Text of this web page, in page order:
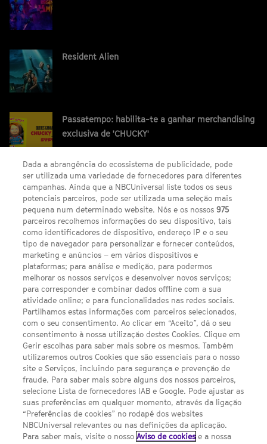
Resident Alien
Passatempo: habilita-te a ganhar merchandising
exclusiva de 'CHUCKY'
SEGUE-NOS
FACEBOOK
TWITTER
YOUTUBEINSTAGRAM
LINKS ÚTEIS
Escolhas de Anúncios
Política de privacidade
Termos E Condições
FILMES
UMA DIVISÃO DA NBCUNIVERSAL
Dada a abrangência do ecossistema de publicidade, pode
ser utilizada uma variedade de fornecedores para diferentes
campanhas. Ainda que a NBCUniversal liste todos os seus
potenciais parceiros, pode ser utilizada uma seleção mais
pequena num determinado website. Nós e os nossos975
parceiros recolhemos informações do seu dispositivo, tais
como identificadores de dispositivo, endereço IP e o seu
tipo de navegador para personalizar e fornecer conteúdos,
marketing e anúncios – em vários dispositivos e
plataformas; para análise e medição, para podermos
melhorar os nossos serviços e desenvolver novos serviços;
para corresponder e combinar dados offline com a sua
atividade online; e para funcionalidades nas redes sociais.
Partilhamos estas informações com parceiros selecionados,
com o seu consentimento. Ao clicar em “Aceito”, dá o seu
consentimento à nossa utilização destes Cookies. Clique em
Gerir escolhas para saber mais sobre os mesmos. Também
utilizaremos outros Cookies que são essenciais para o nosso
site e Serviços, incluindo para segurança e prevenção de
fraude. Para saber mais sobre alguns dos nossos parceiros,
selecione Lista de fornecedores IAB e Google. Pode ajustar as
suas preferências em qualquer momento, através da ligação
“Preferências de cookies” no rodapé dos websites
NBCUniversal relevantes ou nas definições da aplicação.
Para saber mais, visite o nossoAviso de cookies e a nossa